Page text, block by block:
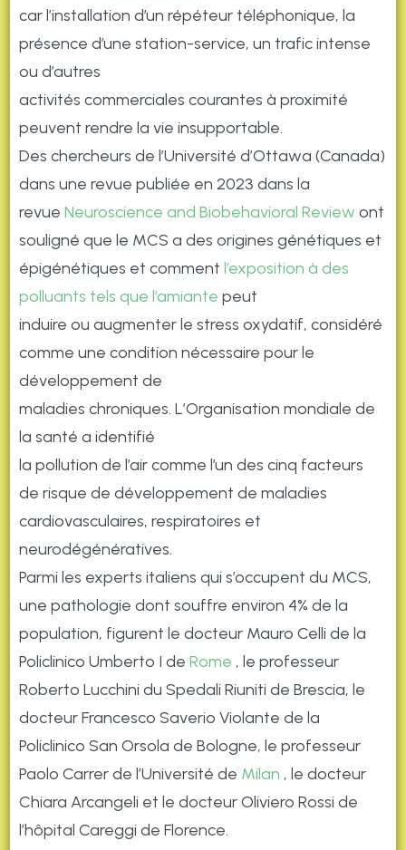
car l’installation d’un répéteur téléphonique, la
présence d’une station-service, un trafic intense
ou d’autres
activités commerciales courantes à proximité
peuvent rendre la vie insupportable.
Des chercheurs de l’Université d’Ottawa (Canada)
dans une revue publiée en 2023 dans la
revueNeuroscience and Biobehavioral Review ont
souligné que le MCS a des origines génétiques et
épigénétiques et commentl’exposition à des
polluants tels que l’amiante peut
induire ou augmenter le stress oxydatif, considéré
comme une condition nécessaire pour le
développement de
maladies chroniques. L’Organisation mondiale de
la santé a identifié
la pollution de l’air comme l’un des cinq facteurs
de risque de développement de maladies
cardiovasculaires, respiratoires et
neurodégénératives.
Parmi les experts italiens qui s’occupent du MCS,
une pathologie dont souffre environ 4% de la
population, figurent le docteur Mauro Celli de la
Policlinico Umberto I deRome , le professeur
Roberto Lucchini du Spedali Riuniti de Brescia, le
docteur Francesco Saverio Violante de la
Policlinico San Orsola de Bologne, le professeur
Paolo Carrer de l’Université de Milan , le docteur
Chiara Arcangeli et le docteur Oliviero Rossi de
l’hôpital Careggi de Florence.